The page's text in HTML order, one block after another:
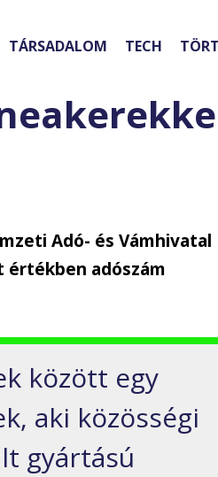
TÁRSADALOM TECH
Adó- és Vámhivatal
értékben adószám
között egy
aki közösségi
gyártású